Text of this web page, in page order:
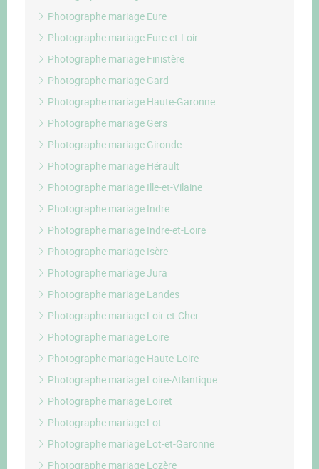
Photographe mariage Eure
Photographe mariage Eure-et-Loir
Photographe mariage Finistère
Photographe mariage Gard
Photographe mariage Haute-Garonne
Photographe mariage Gers
Photographe mariage Gironde
Photographe mariage Hérault
Photographe mariage Ille-et-Vilaine
Photographe mariage Indre
Photographe mariage Indre-et-Loire
Photographe mariage Isère
Photographe mariage Jura
Photographe mariage Landes
Photographe mariage Loir-et-Cher
Photographe mariage Loire
Photographe mariage Haute-Loire
Photographe mariage Loire-Atlantique
Photographe mariage Loiret
Photographe mariage Lot
Photographe mariage Lot-et-Garonne
Photographe mariage Lozère